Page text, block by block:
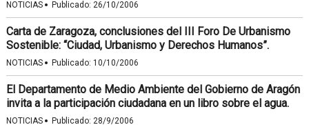
NOTICIAS Publicado: 26/10/2006
Carta de Zaragoza, conclusiones del III Foro De Urbanismo
Sostenible: “Ciudad, Urbanismo y Derechos Humanos”.
NOTICIAS · Publicado: 10/10/2006
El Departamento de Medio Ambiente del Gobierno de Aragón
invita a la participación ciudadana en un libro sobre el agua.
NOTICIAS · Publicado: 28/9/2006